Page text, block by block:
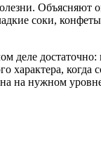
Объясняют
соки,
деле достаточно:
характера, когда
на нужном